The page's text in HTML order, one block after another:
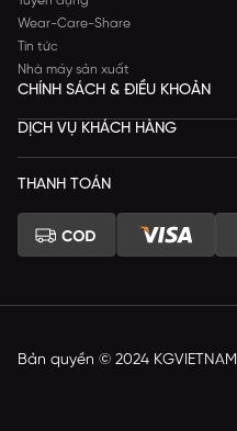
Wear-Care-Share
Tin tức
Nhà máy sản xuất
CHÍNH SÁCH & ĐIỀU KHOẢN
DỊCH VỤ KHÁCH HÀNG
THANH TOÁN
Bản quyền © 2024 KGVIETNAM